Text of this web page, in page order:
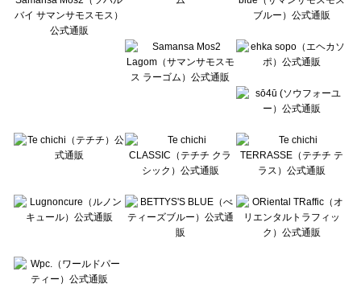
BETTY'S BLUE（べティーズブルー）のワンピース一覧
Wpc.（ワールドパーティー）のワンピース一覧